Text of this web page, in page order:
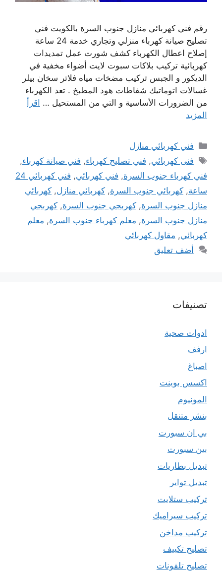
رقم فني كهربائي منازل جنوب السرة بالكويت فني
تصليح صيانة كهرباء منزلي وتجاري خدمة 24 ساعة
إصلاح اعطال الكهرباء كشف شورت عمل تمديدات
كهربائية تركيب بلاكات سبوت لايت أضواء مخفية في
الديكور و الجبس تركيب مضخات مياه فلاتر سخان بيلر
غسالات اتوماتيك شفاطات هود المطبخ . تعد الكهرباء
من الضرورات الأساسية و التي من المستحيل … اقرأ
المزيد
التصنيفات
فني كهربائي منازل
الوسوم
فنى كهربائي, فني تصليح كهرباء, فني صيانة كهرباء,
فني كهرباء جنوب السرة, فني كهربائي,
فني كهربائي 24
ساعة, كهربائي جنوب السرة, كهربائي منازل, كهربائي
منازل جنوب السرة, كهربجي جنوب السرة, كهربجي
منازل جنوب السرة, معلم كهرباء جنوب السرة, معلم
كهربائي, مقاول كهربائي
أضف تعليق
تصنيفات
ادوات صحية
ارفف
اصباغ
اكسس بوينت
المونيوم
بنشر متنقل
بي ان سبورت
بين سبورت
تبديل بطاريات
تبديل تواير
تركيب ستلايت
تركيب سيراميك
تركيب مداخن
تصليح تكييف
تصليح تلفونات